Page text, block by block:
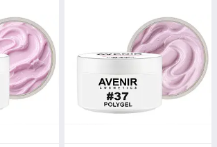
не вимагає використання мономеру на
не викликає печіння і не розтікається при
акрил-гель
гелю проводиться після попередньої
яка включає в себе обробку пилою або
етапом, але також може